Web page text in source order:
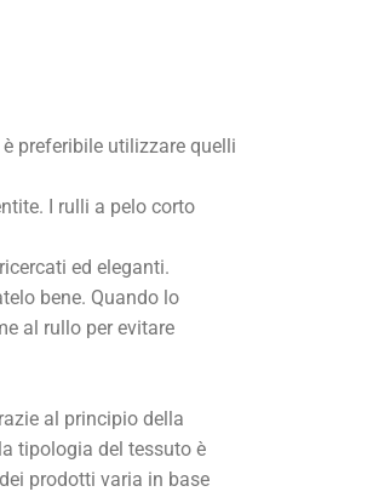
preferibile utilizzare quelli
I rulli a pelo corto
ed eleganti.
bene. Quando lo
al rullo per evitare
al principio della
tipologia del tessuto è
prodotti varia in base